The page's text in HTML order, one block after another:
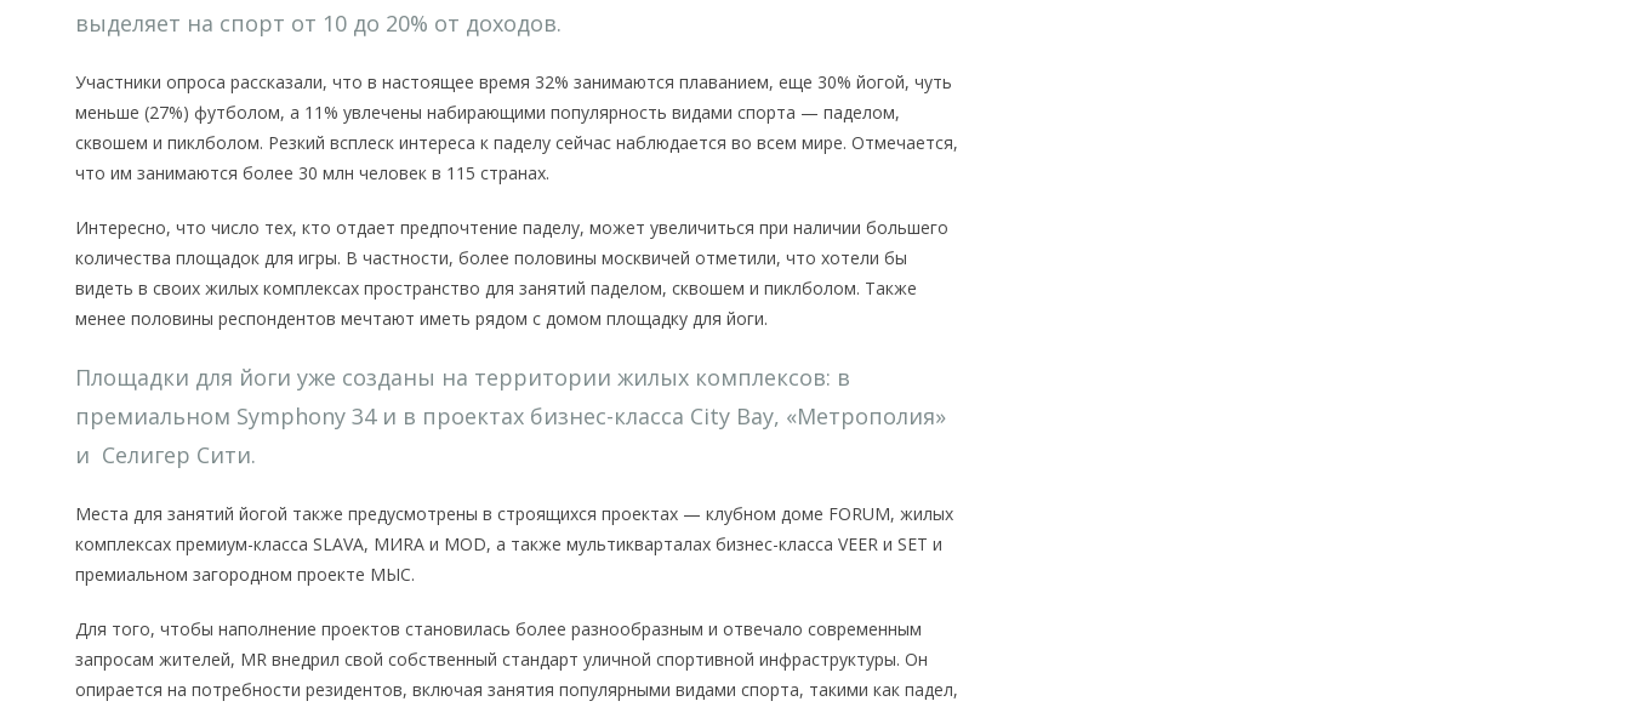
выделяет на спорт от 10 до 20% от доходов.
Участники опроса рассказали, что в настоящее время 32% занимаются плаванием, еще 30% йогой, чуть
меньше (27%) футболом, а 11% увлечены набирающими популярность видами спорта — паделом,
сквошем и пиклболом. Резкий всплеск интереса к паделу сейчас наблюдается во всем мире. Отмечается,
что им занимаются более 30 млн человек в 115 странах.
Интересно, что число тех, кто отдает предпочтение паделу, может увеличиться при наличии большего
количества площадок для игры. В частности, более половины москвичей отметили, что хотели бы
видеть в своих жилых комплексах пространство для занятий паделом, сквошем и пиклболом. Также
менее половины респондентов мечтают иметь рядом с домом площадку для йоги.
Площадки для йоги уже созданы на территории жилых комплексов: в
премиальном Symphony 34 и в проектах бизнес-класса City Bay, «Метрополия»
и Селигер Сити.
Места для занятий йогой также предусмотрены в строящихся проектах — клубном доме FORUM, жилых
комплексах премиум-класса SLAVA, МИRА и MOD, а также мультикварталах бизнес-класса VEER и SET и
премиальном загородном проекте МЫС.
Для того, чтобы наполнение проектов становилась более разнообразным и отвечало современным
запросам жителей, MR внедрил свой собственный стандарт уличной спортивной инфраструктуры. Он
опирается на потребности резидентов, включая занятия популярными видами спорта, такими как падел,